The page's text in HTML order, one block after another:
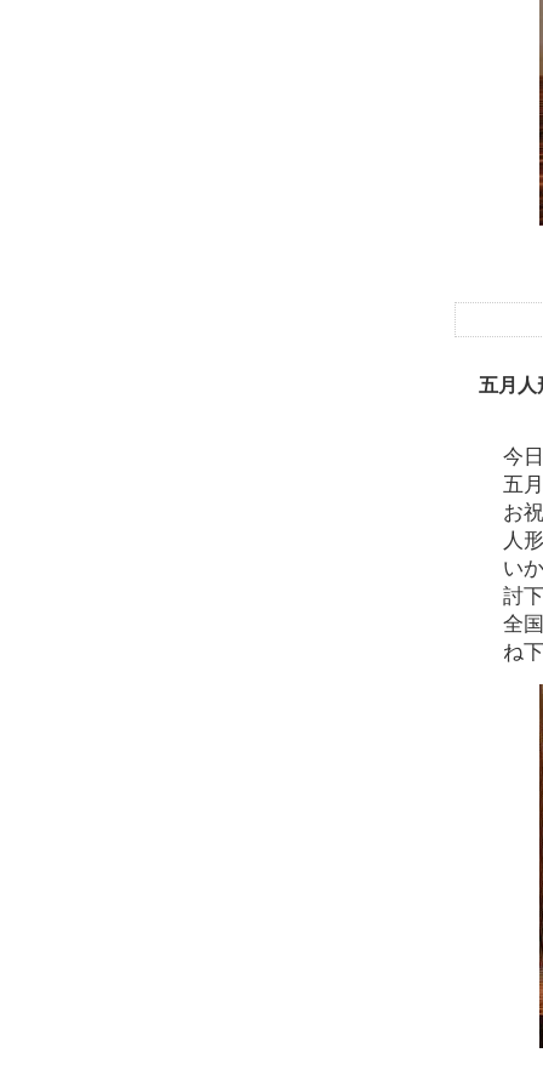
五月人
今
五
お
人
い
討
全
ね